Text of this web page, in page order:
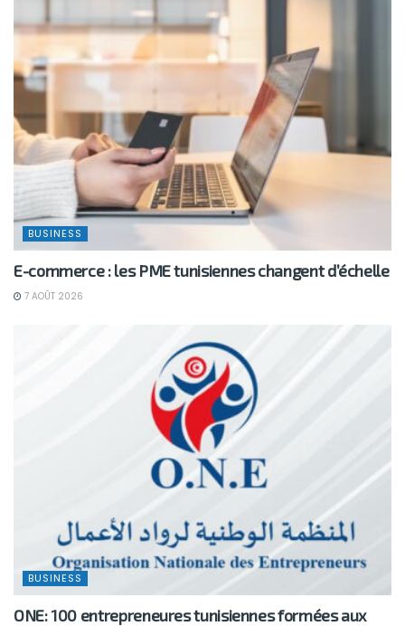
BUSINESS
E-commerce : les PME tunisiennes changent d’échelle
7 AOÛT 2026
BUSINESS
ONE: 100 entrepreneures tunisiennes formées aux